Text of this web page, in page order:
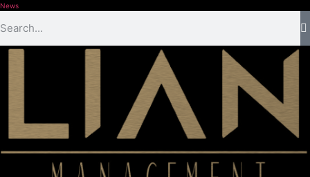
News